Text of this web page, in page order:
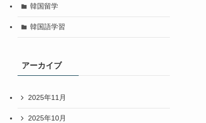
韓国留学
韓国語学習
アーカイブ
2025年11月
2025年10月